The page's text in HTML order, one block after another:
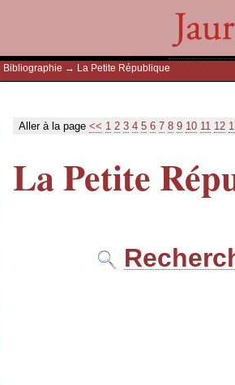
Bibliographie → La Petite République
Aller à la page << 1 2 3 4 5 6 7 8 9 10 11 12
La Petite